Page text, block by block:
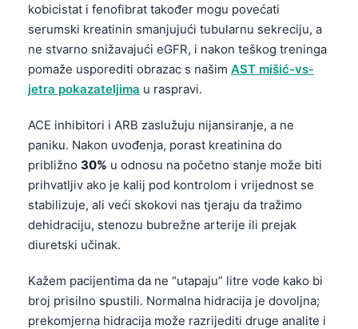
kobicistat i fenofibrat također mogu povećati
serumski kreatinin smanjujući tubularnu sekreciju, a
ne stvarno snižavajući eGFR, i nakon teškog treninga
pomaže usporediti obrazac s našim AST mišić-vs-
jetra pokazateljima u raspravi.
ACE inhibitori i ARB zaslužuju nijansiranje, a ne
paniku. Nakon uvođenja, porast kreatinina do
približno 30% u odnosu na početno stanje može biti
prihvatljiv ako je kalij pod kontrolom i vrijednost se
stabilizuje, ali veći skokovi nas tjeraju da tražimo
dehidraciju, stenozu bubrežne arterije ili prejak
diuretski učinak.
Kažem pacijentima da ne “utapaju” litre vode kako bi
broj prisilno spustili. Normalna hidracija je dovoljna;
prekomjerna hidracija može razrijediti druge analite i
Esperanto
Frysk
Norsk bokmål